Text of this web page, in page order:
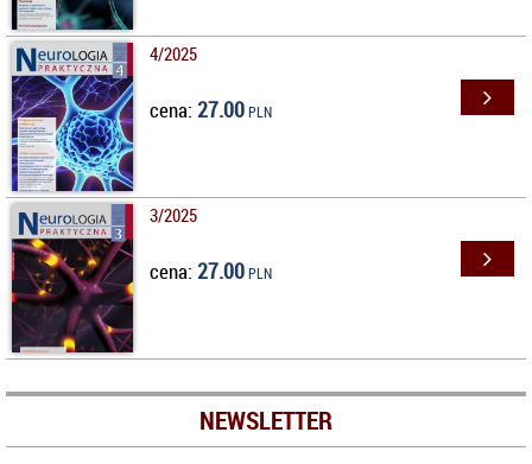
4/2025
cena: 27.00PLN
3/2025
cena: 27.00PLN
NEWSLETTER